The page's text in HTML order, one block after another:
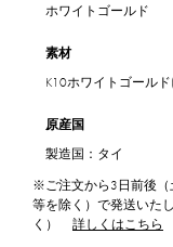
ホワイトゴールド
素材
K10ホワイトゴール
原産国
製造国：タイ
※ご注文から3日前後（
等を除く）で発送いた
く）
詳しくはこちら